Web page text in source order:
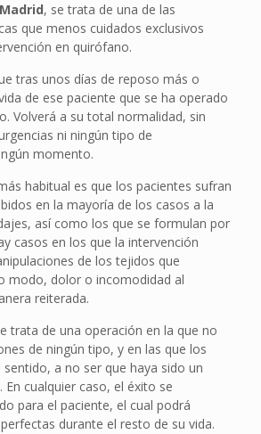
, se trata de una de las
que menos cuidados exclusivos
en quirófano.
tras unos días de reposo más o
de ese paciente que se ha operado
Volverá a su total normalidad, sin
ni ningún tipo de
momento.
habitual es que los pacientes sufran
en la mayoría de los casos a la
así como los que se formulan por
casos en los que la intervención
de los tejidos que
modo, dolor o incomodidad al
reiterada.
trata de una operación en la que no
de ningún tipo, y en las que los
a no ser que haya sido un
cualquier caso, el éxito se
para el paciente, el cual podrá
durante el resto de su vida.